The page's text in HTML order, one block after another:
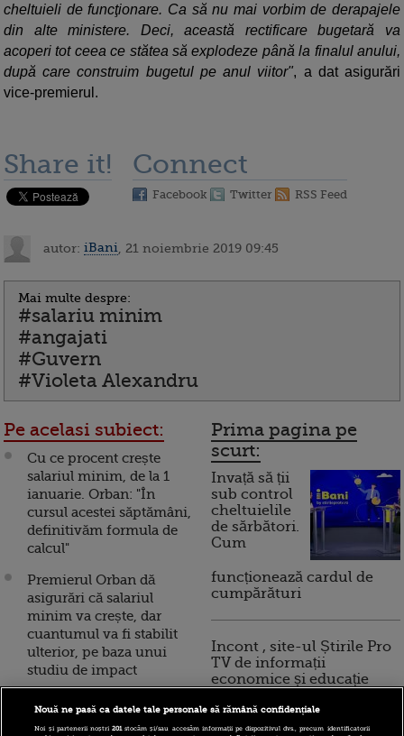
cheltuieli de funcţionare. Ca să nu mai vorbim de derapajele
din alte ministere. Deci, această rectificare bugetară va
acoperi tot ceea ce stătea să explodeze până la finalul anului,
după care construim bugetul pe anul viitor", a dat asigurări
vice-premierul.
Share it! Connect
Facebook Twitter RSS Feed
autor: iBani , 21 noiembrie 2019 09:45
Mai multe despre:
#salariu minim
#angajati
#Guvern
#Violeta Alexandru
Pe acelasi subiect:
Cu ce procent crește
salariul minim, de la 1
ianuarie. Orban: "În
cursul acestei săptămâni,
definitivăm formula de
calcul"
Premierul Orban dă
asigurări că salariul
minim va crește, dar
cuantumul va fi stabilit
ulterior, pe baza unui
studiu de impact
vrea să facă “verificări
Prima pagina pe
scurt:
Invață să ții
sub control
cheltuielile
de sărbători.
Cum
funcționează cardul de
cumpărături
Incont , site-ul Știrile Pro
TV de informații
economice și educație
Nouă ne pasă ca datele tale personale să rămână confidențiale
Noi și partenerii noștri201stocăm și/sau accesăm informații pe dispozitivul dvs., precum identificatorii